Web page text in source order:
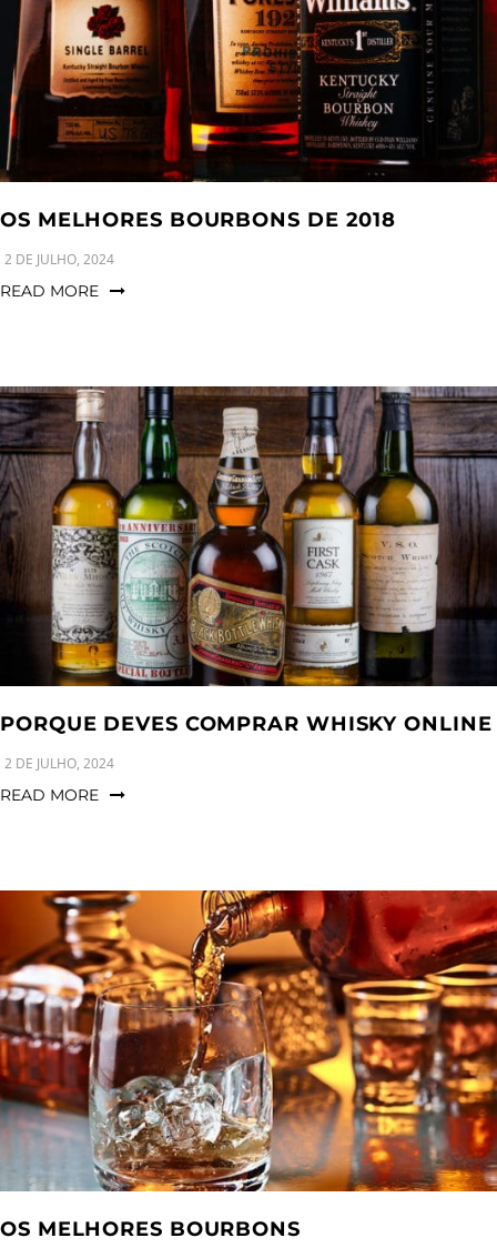
OS MELHORES BOURBONS DE 2018
2 DE JULHO, 2024
READ MORE
PORQUE DEVES COMPRAR WHISKY ONLINE
2 DE JULHO, 2024
READ MORE
OS MELHORES BOURBONS